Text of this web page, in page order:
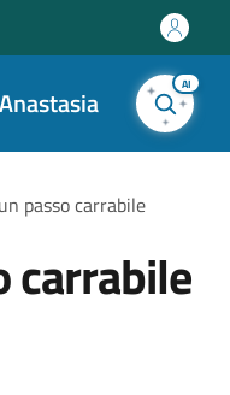
AI
passo carrabile
carrabile